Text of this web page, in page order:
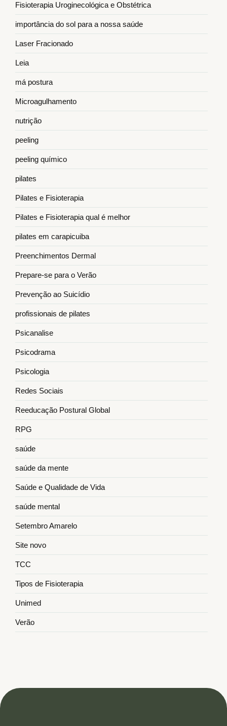
Fisioterapia Uroginecológica e Obstétrica
importância do sol para a nossa saúde
Laser Fracionado
Leia
má postura
Microagulhamento
nutrição
peeling
peeling químico
pilates
Pilates e Fisioterapia
Pilates e Fisioterapia qual é melhor
pilates em carapicuiba
Preenchimentos Dermal
Prepare-se para o Verão
Prevenção ao Suicídio
profissionais de pilates
Psicanalise
Psicodrama
Psicologia
Redes Sociais
Reeducação Postural Global
RPG
saúde
saúde da mente
Saúde e Qualidade de Vida
saúde mental
Setembro Amarelo
Site novo
TCC
Tipos de Fisioterapia
Unimed
Verão